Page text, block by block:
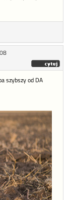
szybszy od DA